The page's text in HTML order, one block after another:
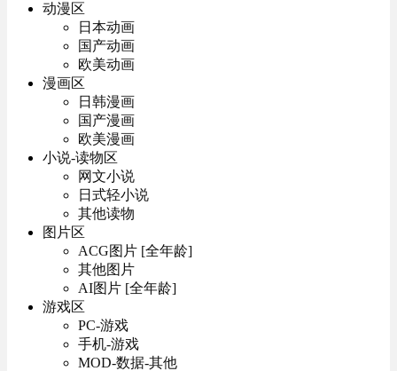
动漫区
日本动画
国产动画
欧美动画
漫画区
日韩漫画
国产漫画
欧美漫画
小说-读物区
网文小说
日式轻小说
其他读物
图片区
ACG图片 [全年龄]
其他图片
AI图片 [全年龄]
游戏区
PC-游戏
手机-游戏
MOD-数据-其他